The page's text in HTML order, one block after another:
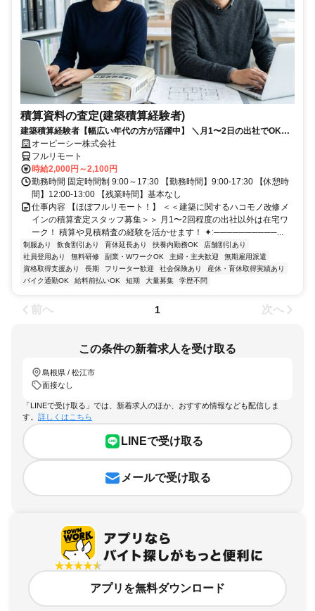
積算資料の査定(建築積算経験者)
建築積算経験者【幅広い年代の方が活躍中】 ＼月1〜2日の出社でOK！
大手の安定環境で積算資料の査定業務／
オーピーシー株式会社
フルリモート
時給2,000円～2,100円
勤務時間 固定時間制 9:00～17:30 【勤務時間】9:00-17:30 【休憩時
間】12:00-13:00 【残業時間】基本なし
仕事内容 【ほぼフルリモート！】 ＜＜建築に関するハコモノ改修メ
インの積算査定スタッフ募集＞＞ 月1〜2回程度の出社以外は在宅ワ
ーク！ 積算や見積精査の経験を活かせます！ ✦ː──────────...
制服あり 飲食割引あり 育休延長あり 扶養内勤務OK
店舗割引あり
社員登用あり
無料研修 副業・WワークOK 主婦・主夫歓迎
無期雇用派遣
資格取得支援あり
長期 フリーター歓迎 社会保険あり
産休・育休取得実績あり
バイク通勤OK
給料前払いOK 短期 大量募集 学歴不問
前へ 1 次へ
この条件の新着求人を受け取る
島根県 / 松江市
面接なし
「LINEで受け取る」では、新着求人のほか、おすすめ情報なども配信しま
す。 詳しくはこちら
LINEで受け取る
メールで受け取る
アプリを無料ダウンロード